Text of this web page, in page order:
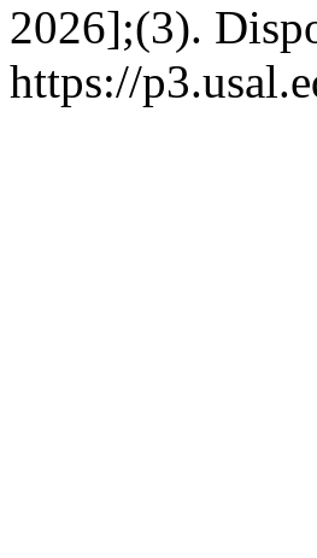
2026];(3).
https://